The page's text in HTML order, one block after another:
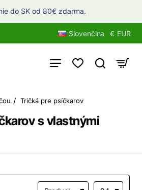
do SK od 80€ zdarma.
Slovenčina € EUR
s vlastnými
Tričká pre psíčkarov